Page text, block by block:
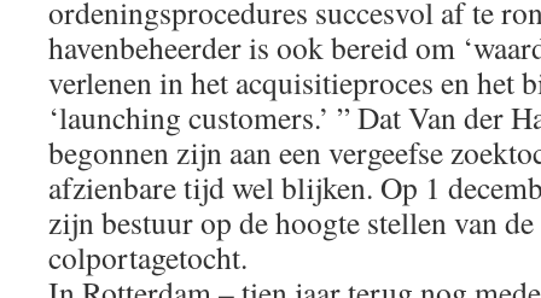
ordeningsprocedures succesvol af te
havenbeheerder is ook bereid om
verlenen in het acquisitieproces en het
‘launching customers.’ ” Dat Van der
begonnen zijn aan een vergeefse
afzienbare tijd wel blijken. Op 1
zijn bestuur op de hoogte stellen van
colportagetocht.